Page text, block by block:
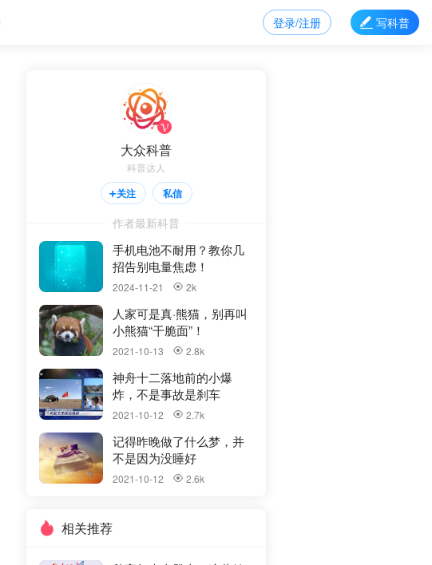
登录/注册  写科普

大众科普
科普达人
关注 私信
作者最新科普
手机电池不耐用？教你几
招告别电量焦虑！
2024-11-21  2k
人家可是真·熊猫，别再叫
小熊猫“干脆面”！
2021-10-13  2.8k
神舟十二落地前的小爆
炸，不是事故是刹车
2021-10-12  2.7k
记得昨晚做了什么梦，并
不是因为没睡好
2021-10-12  2.6k
 相关推荐